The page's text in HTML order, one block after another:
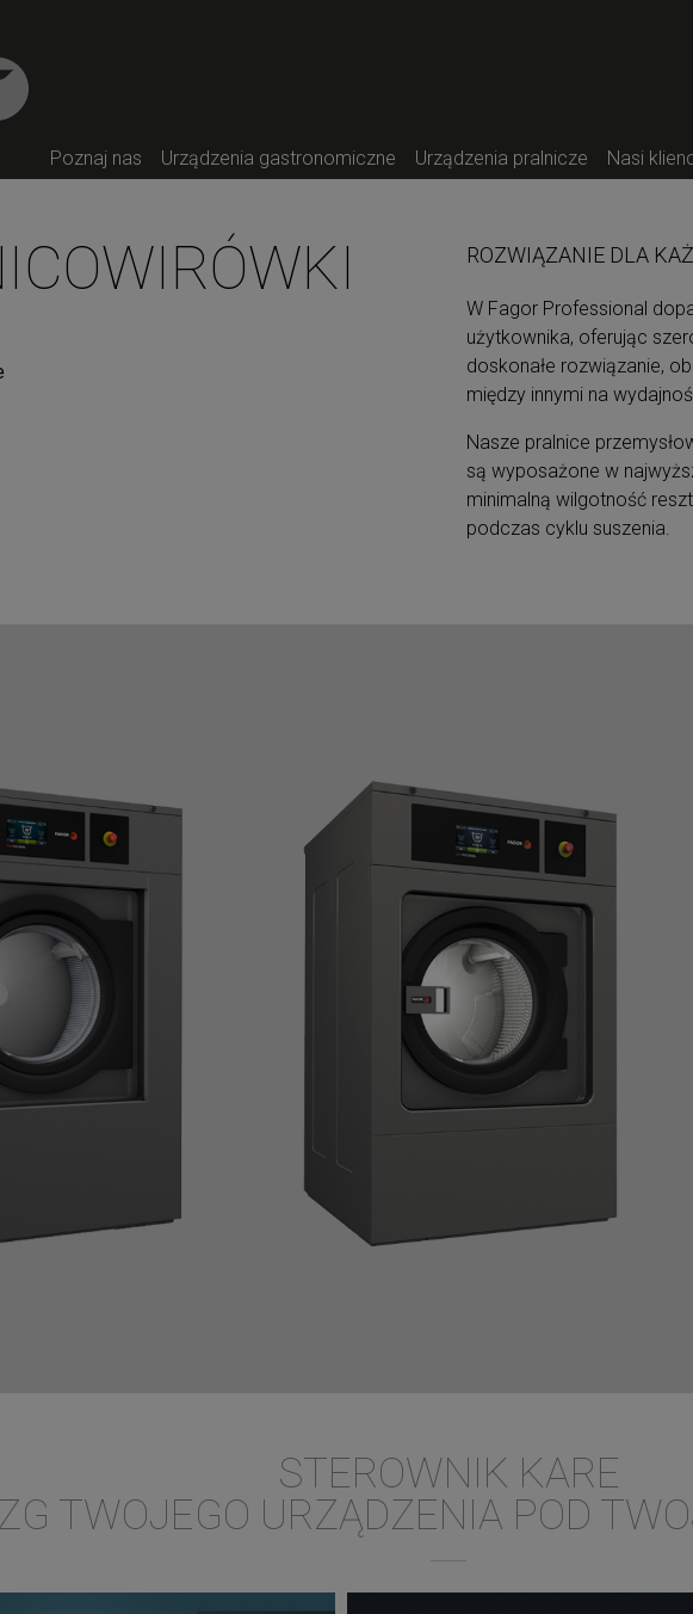
Poznaj nas Urządzenia gastronomiczne Urządzenia pralnicze Nasi
ROZWIĄZANIE DLA
W Fagor Professional
użytkownika, oferując
doskonałe rozwiązanie,
między innymi na
Nasze pralnice
są wyposażone w
minimalną wilgotność
podczas cyklu suszenia.
STEROWNIK KARE
TWOJEGO URZĄDZENIA POD